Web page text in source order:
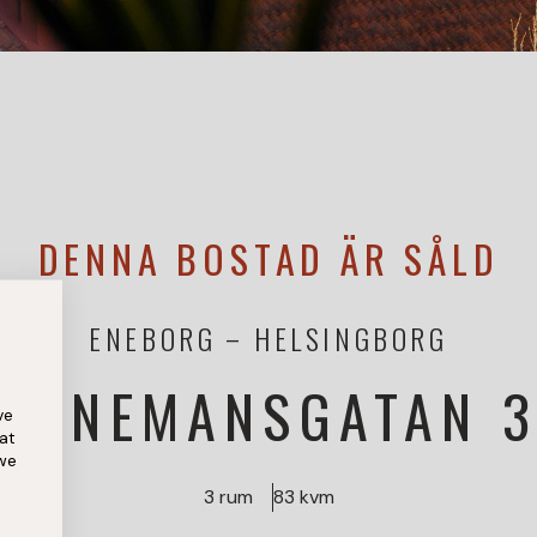
DENNA BOSTAD ÄR SÅLD
ENEBORG HELSINGBORG
3 rum 83 kvm